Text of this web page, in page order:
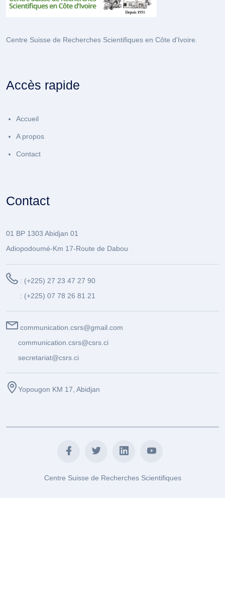
Centre Suisse de Recherches Scientifiques en Côte d'Ivoire.
Accès rapide
Accueil
A propos
Contact
Contact
01 BP 1303 Abidjan 01
Adiopodoumé-Km 17-Route de Dabou
: (+225) 27 23 47 27 90
: (+225) 07 78 26 81 21
communication.csrs@gmail.com
communication.csrs@csrs.ci
secretariat@csrs.ci
Yopougon KM 17, Abidjan
Centre Suisse de Recherches Scientifiques